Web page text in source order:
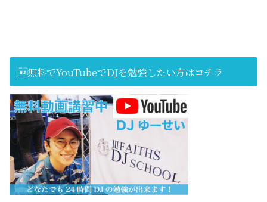
無料でYouTubeでDJを勉強したい方はコチラ